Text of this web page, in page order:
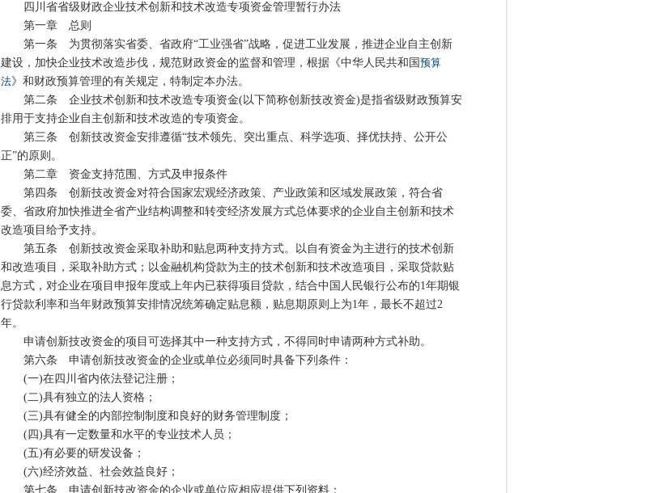
四川省省级财政企业技术创新和技术改造专项资金管理暂行办法
第一章 总则
第一条 为贯彻落实省委、省政府“工业强省”战略，促进工业发展，推进企业自主创新
建设，加快企业技术改造步伐，规范财政资金的监督和管理，根据《中华人民共和国 预算
法》和财政预算管理的有关规定，特制定本办法。
第二条 企业技术创新和技术改造专项资金(以下简称创新技改资金)是指省级财政预算安
排用于支持企业自主创新和技术改造的专项资金。
第三条 创新技改资金安排遵循“技术领先、突出重点、科学选项、择优扶持、公开公
正”的原则。
第二章 资金支持范围、方式及申报条件
第四条 创新技改资金对符合国家宏观经济政策、产业政策和区域发展政策，符合省
委、省政府加快推进全省产业结构调整和转变经济发展方式总体要求的企业自主创新和技术
改造项目给予支持。
第五条 创新技改资金采取补助和贴息两种支持方式。以自有资金为主进行的技术创新
和改造项目，采取补助方式；以金融机构贷款为主的技术创新和技术改造项目，采取贷款贴
息方式，对企业在项目申报年度或上年内已获得项目贷款，结合中国人民银行公布的1年期银
行贷款利率和当年财政预算安排情况统筹确定贴息额，贴息期原则上为1年，最长不超过2
年。
申请创新技改资金的项目可选择其中一种支持方式，不得同时申请两种方式补助。
第六条 申请创新技改资金的企业或单位必须同时具备下列条件：
(一)在四川省内依法登记注册；
(二)具有独立的法人资格；
(三)具有健全的内部控制制度和良好的财务管理制度；
(四)具有一定数量和水平的专业技术人员；
(五)有必要的研发设备；
(六)经济效益、社会效益良好；
第七条 申请创新技改资金的企业或单位应相应提供下列资料：